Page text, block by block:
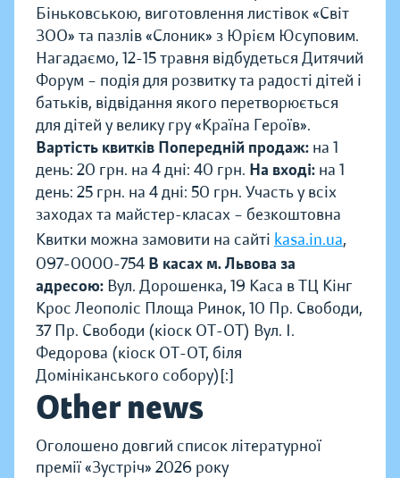
Біньковською, виготовлення листівок «Світ
ЗОО» та пазлів «Слоник» з Юрієм Юсуповим.
Нагадаємо, 12-15 травня відбудеться Дитячий
Форум – подія для розвитку та радості дітей і
батьків, відвідання якого перетворюється
для дітей у велику гру «Країна Героїв».
Вартість квитків Попередній продаж: на 1
день: 20 грн. на 4 дні: 40 грн. На вході: на 1
день: 25 грн. на 4 дні: 50 грн. Участь у всіх
заходах та майстер-класах – безкоштовна
Квитки можна замовити на сайті kasa.in.ua,
097-0000-754 В касах м. Львова за
адресою: Вул. Дорошенка, 19 Каса в ТЦ Кінг
Крос Леополіс Площа Ринок, 10 Пр. Свободи,
37 Пр. Свободи (кіоск ОТ-ОТ) Вул. І.
Федорова (кіоск ОТ-ОТ, біля
Домініканського собору)[:]
Other news
Оголошено довгий список літературної
премії «Зустріч» 2026 року